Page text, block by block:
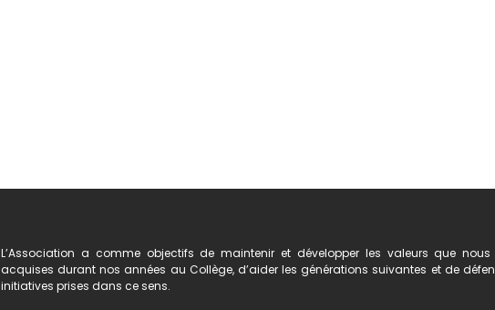
L’Association a comme objectifs de maintenir et développer les valeurs que nous
acquises durant nos années au Collège, d’aider les générations suivantes et de
initiatives prises dans ce sens.